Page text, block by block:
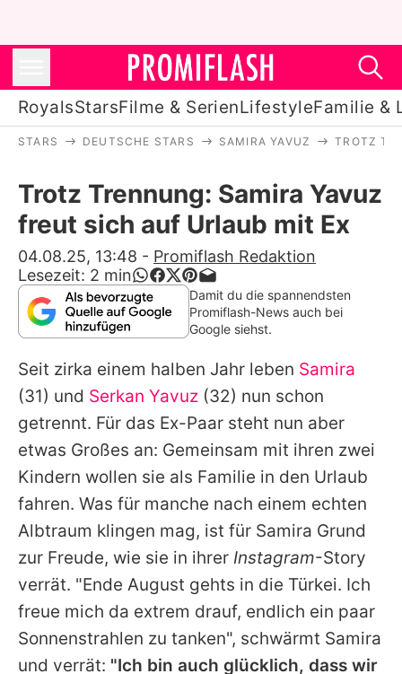
RoyalsStarsFilme & SerienLifestyleFamilie &
Stars
Filme & Serien
Lifestyle
Familie & Liebe
Alle Themen auf Promiflash
Jobs
App runterladen
Team
Redaktionelle Richtlinien
Impressum
Datenschutzerklärung
STARS DEUTSCHE STARS SAMIRA YAVUZ TROTZ
Trotz Trennung: Samira Yavuz
freut sich auf Urlaub mit Ex
04.08.25, 13:48 - Promiflash Redaktion
Lesezeit: 2 min
Damit du die spannendsten
Promiflash-News auch bei
Google siehst.
Seit zirka einem halben Jahr leben Samira
(31) und Serkan Yavuz (32) nun schon
getrennt. Für das Ex-Paar steht nun aber
etwas Großes an: Gemeinsam mit ihren zwei
Kindern wollen sie als Familie in den Urlaub
fahren. Was für manche nach einem echten
Albtraum klingen mag, ist für Samira Grund
zur Freude, wie sie in ihrer Instagram-Story
verrät. "Ende August gehts in die Türkei. Ich
freue mich da extrem drauf, endlich ein paar
Sonnenstrahlen zu tanken", schwärmt Samira
und verrät: "Ich bin auch glücklich, dass wir